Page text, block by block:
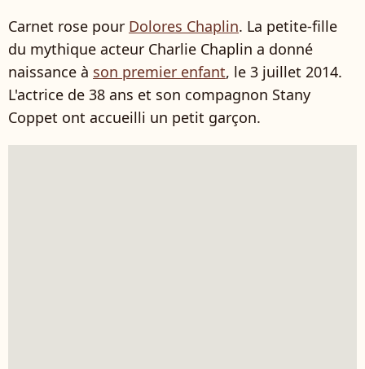
Carnet rose pour Dolores Chaplin. La petite-fille
du mythique acteur Charlie Chaplin a donné
naissance à son premier enfant, le 3 juillet 2014.
L'actrice de 38 ans et son compagnon Stany
Coppet ont accueilli un petit garçon.